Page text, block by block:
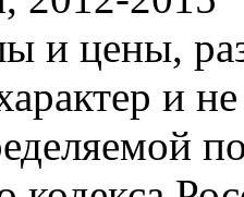
и цены,
и